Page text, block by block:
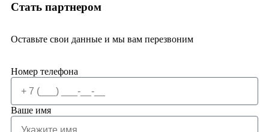
Стать партнером
Оставьте свои данные и мы вам перезвоним
Номер телефона
Ваше имя